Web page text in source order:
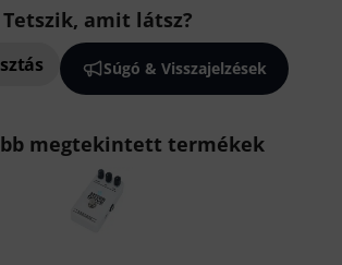
Tetszik, amit látsz?
Súgó & Visszajelzések
megtekintett termékek